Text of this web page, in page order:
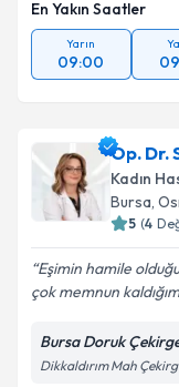
En Yakın Saatler
Yarın
09:00
Op. Dr.
Kadın
Bursa,
5 (4
Eşimin hamile
çok memnun
Bursa Doruk
Dikkaldırım Mah